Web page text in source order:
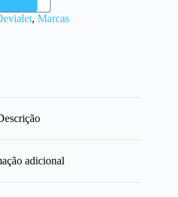
, Marcas
adicional